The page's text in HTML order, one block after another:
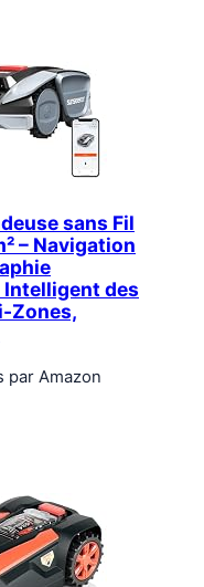
sans Fil
– Navigation
des
Zones,
par Amazon